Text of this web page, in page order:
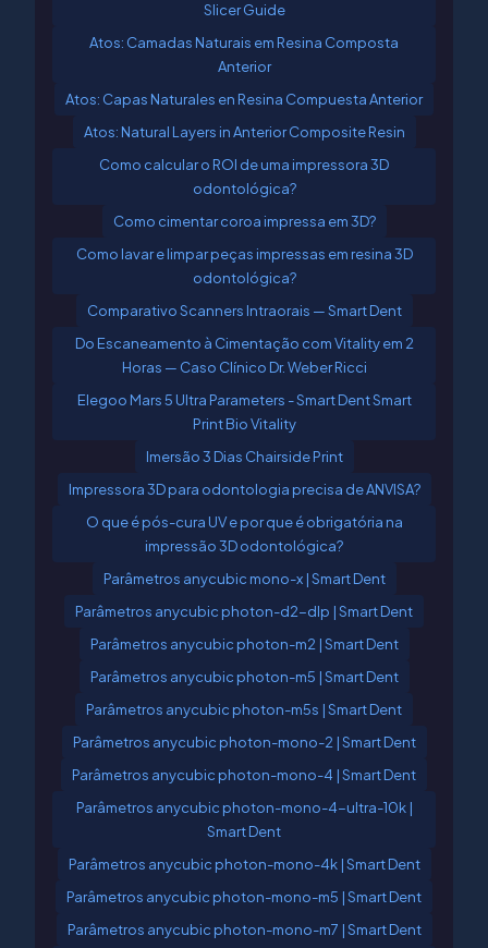
Slicer Guide
Atos: Camadas Naturais em Resina Composta
Anterior
Atos: Capas Naturales en Resina Compuesta Anterior
Atos: Natural Layers in Anterior Composite Resin
Como calcular o ROI de uma impressora 3D
odontológica?
Como cimentar coroa impressa em 3D?
Como lavar e limpar peças impressas em resina 3D
odontológica?
Comparativo Scanners Intraorais — Smart Dent
Do Escaneamento à Cimentação com Vitality em 2
Horas — Caso Clínico Dr. Weber Ricci
Elegoo Mars 5 Ultra Parameters - Smart Dent Smart
Print Bio Vitality
Imersão 3 Dias Chairside Print
Impressora 3D para odontologia precisa de ANVISA?
O que é pós-cura UV e por que é obrigatória na
impressão 3D odontológica?
Parâmetros anycubic mono-x | Smart Dent
Parâmetros anycubic photon-d2-dlp | Smart Dent
Parâmetros anycubic photon-m2 | Smart Dent
Parâmetros anycubic photon-m5 | Smart Dent
Parâmetros anycubic photon-m5s | Smart Dent
Parâmetros anycubic photon-mono-2 | Smart Dent
Parâmetros anycubic photon-mono-4 | Smart Dent
Parâmetros anycubic photon-mono-4-ultra-10k |
Smart Dent
Parâmetros anycubic photon-mono-4k | Smart Dent
Parâmetros anycubic photon-mono-m5 | Smart Dent
Parâmetros anycubic photon-mono-m7 | Smart Dent